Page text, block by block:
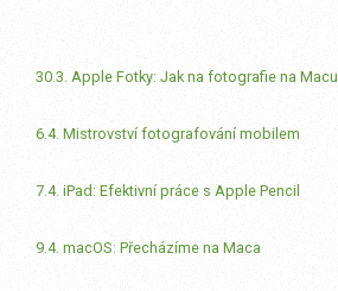
30.3. Apple Fotky: Jak na fotografie na Macu
6.4. Mistrovství fotografování mobilem
7.4. iPad: Efektivní práce s Apple Pencil
9.4. macOS: Přecházíme na Maca